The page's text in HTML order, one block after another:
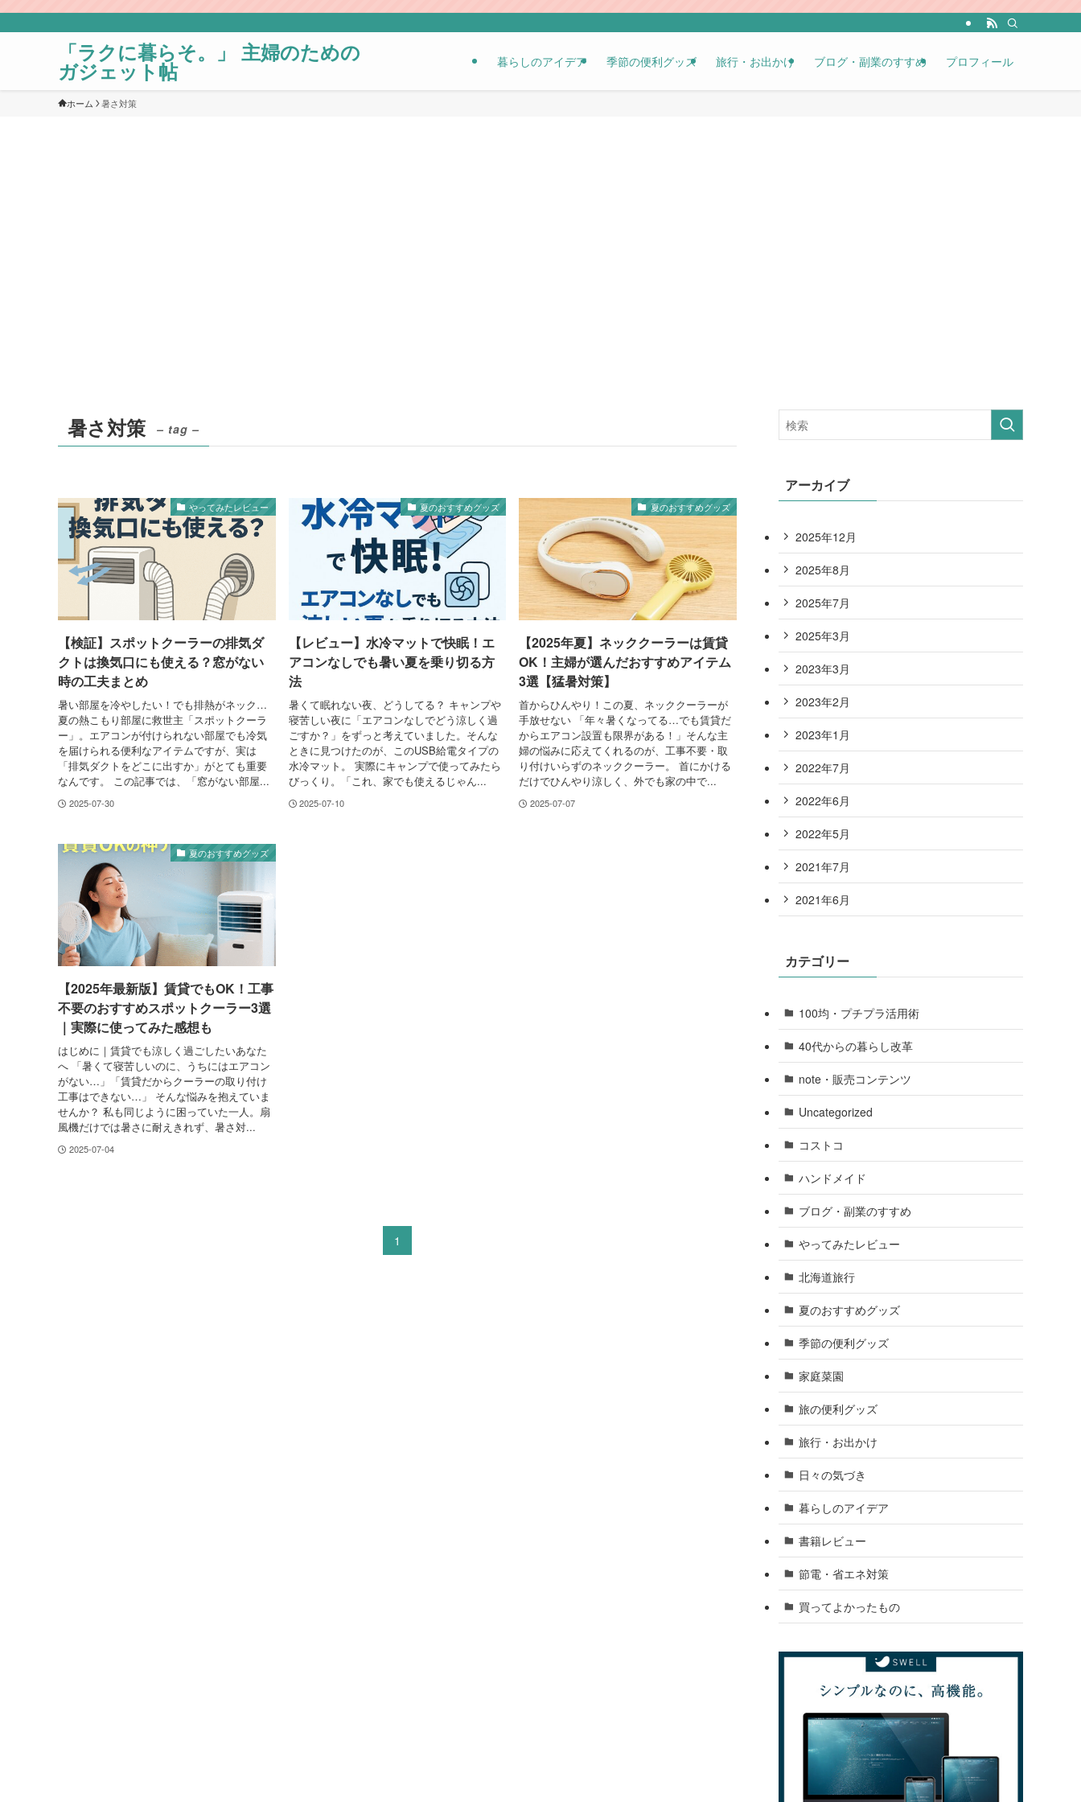
「ラクに暮らそ。」 主婦のための
ガジェット帖 暮らしのアイデア 季節の便利グッズ 旅行・お出かけ ブログ・副業のすすめ プロフィール
ホーム 暑さ対策
暑さ対策 – tag –
やってみたレビュー
【検証】スポットクーラーの排気ダ
クトは換気口にも使える？窓がない
時の工夫まとめ
暑い部屋を冷やしたい！でも排熱がネック…
夏の熱こもり部屋に救世主「スポットクーラ
ー」。エアコンが付けられない部屋でも冷気
を届けられる便利なアイテムですが、実は
「排気ダクトをどこに出すか」がとても重要
なんです。 この記事では、「窓がない部屋...
2025-07-30
夏のおすすめグッズ
【レビュー】水冷マットで快眠！エ
アコンなしでも暑い夏を乗り切る方
法
暑くて眠れない夜、どうしてる？ キャンプや
寝苦しい夜に「エアコンなしでどう涼しく過
ごすか？」をずっと考えていました。そんな
ときに見つけたのが、このUSB給電タイプの
水冷マット。 実際にキャンプで使ってみたら
びっくり。「これ、家でも使えるじゃん...
2025-07-10
夏のおすすめグッズ
【2025年夏】ネッククーラーは賃貸
OK！主婦が選んだおすすめアイテム
3選【猛暑対策】
首からひんやり！この夏、ネッククーラーが
手放せない 「年々暑くなってる…でも賃貸だ
からエアコン設置も限界がある！」そんな主
婦の悩みに応えてくれるのが、工事不要・取
り付けいらずのネッククーラー。 首にかける
だけでひんやり涼しく、外でも家の中で...
2025-07-07
夏のおすすめグッズ
【2025年最新版】賃貸でもOK！工事
不要のおすすめスポットクーラー3選
｜実際に使ってみた感想も
はじめに｜賃貸でも涼しく過ごしたいあなた
へ 「暑くて寝苦しいのに、うちにはエアコン
がない…」「賃貸だからクーラーの取り付け
工事はできない…」 そんな悩みを抱えていま
せんか？ 私も同じように困っていた一人。扇
風機だけでは暑さに耐えきれず、暑さ対...
2025-07-04
1
アーカイブ
2025年12月
2025年8月
2025年7月
2025年3月
2023年3月
2023年2月
2023年1月
2022年7月
2022年6月
2022年5月
2021年7月
2021年6月
カテゴリー
100均・プチプラ活用術
40代からの暮らし改革
note・販売コンテンツ
Uncategorized
コストコ
ハンドメイド
ブログ・副業のすすめ
やってみたレビュー
北海道旅行
夏のおすすめグッズ
季節の便利グッズ
家庭菜園
旅の便利グッズ
旅行・お出かけ
日々の気づき
暮らしのアイデア
書籍レビュー
節電・省エネ対策
買ってよかったもの